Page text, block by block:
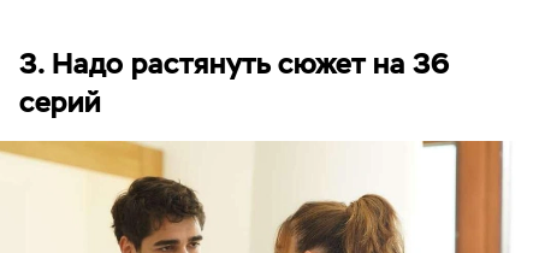
3. Надо растянуть сюжет на 36
серий